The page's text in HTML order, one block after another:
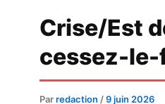
Crise/Est
cessez-le-
Parredaction /9 juin 2026